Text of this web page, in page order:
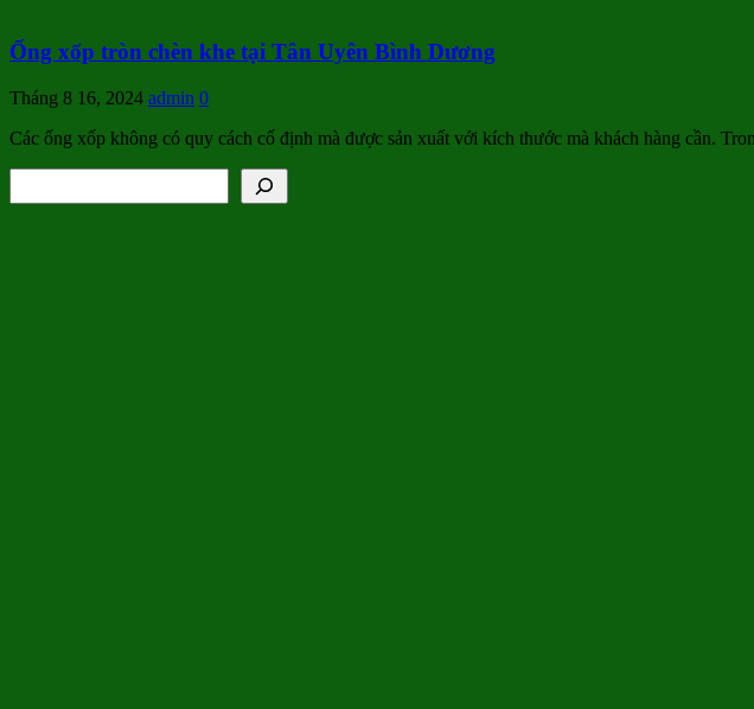
Ống xốp tròn chèn khe tại Tân Uyên Bình Dương
Tháng 8 16, 2024 admin 0
Các ống xốp không có quy cách cố định mà được sản xuất với kích thước mà khách hàng cần.